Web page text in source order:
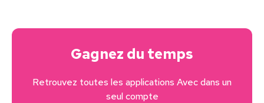
Gagnez du temps
Retrouvez toutes les applications Avec dans un
seul compte